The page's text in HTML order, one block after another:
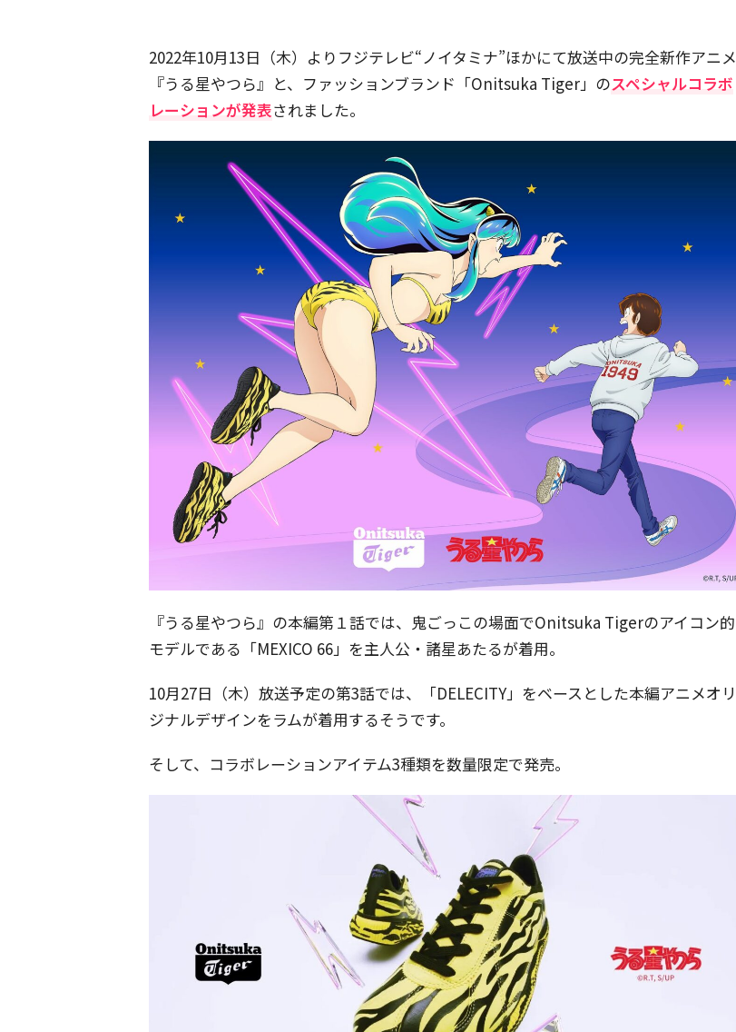
2022年10月13日（木）よりフジテレビ“ノイタミナ”ほかにて放送中の完全新作アニメ
『うる星やつら』と、ファッションブランド「Onitsuka Tiger」のスペシャルコラボ
レーションが発表されました。
『うる星やつら』の本編第１話では、鬼ごっこの場面でOnitsuka Tigerのアイコン的
モデルである「MEXICO 66」を主人公・諸星あたるが着用。
10月27日（木）放送予定の第3話では、「DELECITY」をベースとした本編アニメオリ
ジナルデザインをラムが着用するそうです。
そして、コラボレーションアイテム3種類を数量限定で発売。